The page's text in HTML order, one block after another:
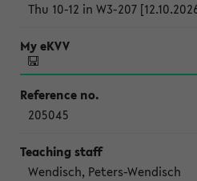
Thu 10-12 in W3-207
205045
Wendisch, Peters-Wendisch